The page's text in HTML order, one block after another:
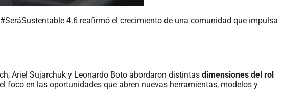
4.6 reafirmó el crecimiento de una comunidad que impulsa
Ariel Sujarchuk y Leonardo Boto abordaron distintas dimensiones del rol
foco en las oportunidades que abren nuevas herramientas, modelos y